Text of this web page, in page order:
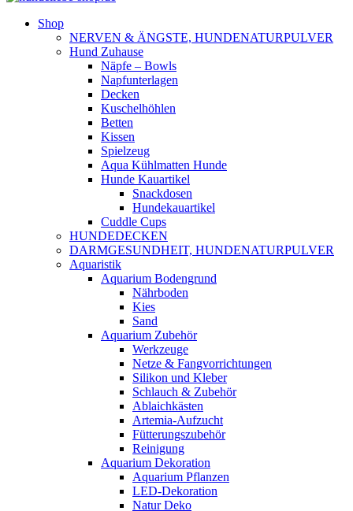
Shop
NERVEN & ÄNGSTE, HUNDENATURPULVER
Hund Zuhause
Näpfe – Bowls
Napfunterlagen
Decken
Kuschelhöhlen
Betten
Kissen
Spielzeug
Aqua Kühlmatten Hunde
Hunde Kauartikel
Snackdosen
Hundekauartikel
Cuddle Cups
HUNDEDECKEN
DARMGESUNDHEIT, HUNDENATURPULVER
Aquaristik
Aquarium Bodengrund
Nährboden
Kies
Sand
Aquarium Zubehör
Werkzeuge
Netze & Fangvorrichtungen
Silikon und Kleber
Schlauch & Zubehör
Ablaichkästen
Artemia-Aufzucht
Fütterungszubehör
Reinigung
Aquarium Dekoration
Aquarium Pflanzen
LED-Dekoration
Natur Deko